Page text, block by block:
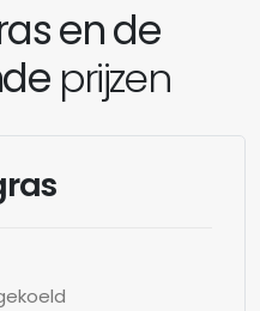
en de
prijzen